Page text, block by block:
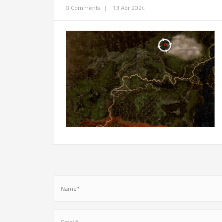
0 Comments | 13 Abr 2024